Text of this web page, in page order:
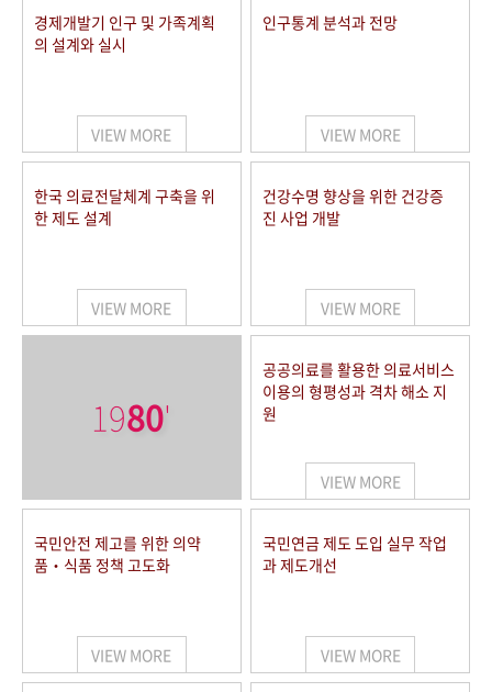
경제개발기 인구 및 가족계획
의 설계와 실시
VIEW MORE
인구통계 분석과 전망
VIEW MORE
한국 의료전달체계 구축을 위
한 제도 설계
VIEW MORE
건강수명 향상을 위한 건강증
진 사업 개발
VIEW MORE
1980'
공공의료를 활용한 의료서비스
이용의 형평성과 격차 해소 지
원
VIEW MORE
국민안전 제고를 위한 의약
품‧식품 정책 고도화
VIEW MORE
국민연금 제도 도입 실무 작업
과 제도개선
VIEW MORE